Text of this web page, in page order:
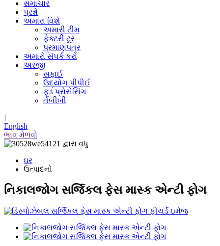
સમાચાર
પ્રશ્નો
અમારા વિશે
અમારી ટીમ
ફેક્ટરી ટૂર
પ્રમાણપત્ર
અમારો સંપર્ક કરો
અરજી
સફાઈ
ઉદ્યોગ પીપીઈ
ફૂડ પ્રોસેસિંગ
તબીબી
|
English
ભાવ મેળવો
ઘર
ઉત્પાદનો
નિકાલજોગ સર્જિકલ ફેસ માસ્ક એન્ટી ફોગ